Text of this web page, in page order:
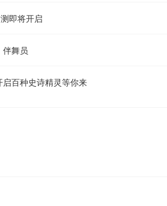
即将开启
伴舞员
启百种史诗精灵等你来